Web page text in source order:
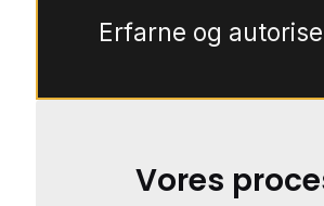
Erfarne og
Vores